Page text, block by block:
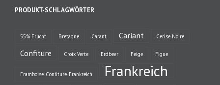
PRODUKT-SCHLAGWÖRTER
55% Frucht Bretagne Carant Cariant Cerise Noire
Confiture Croix Verte Erdbeer Feige Figue
Framboise. Confiture. Frankreich Frankreich